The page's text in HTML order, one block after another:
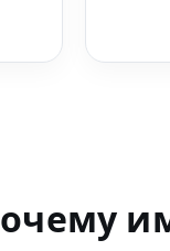
для AI космос
магия